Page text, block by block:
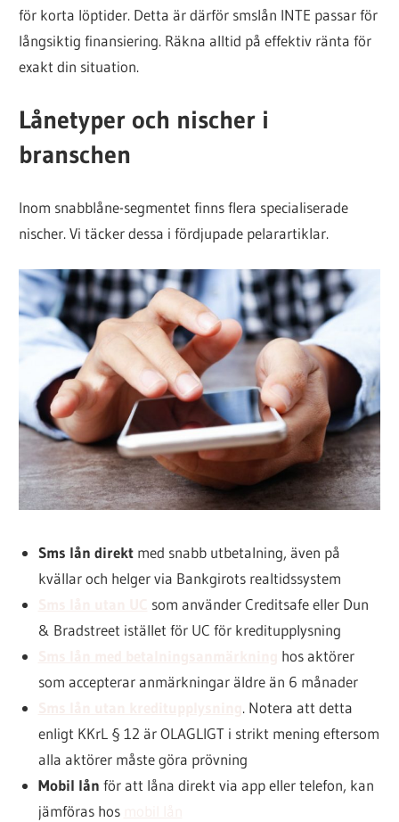
för korta löptider. Detta är därför smslån INTE passar för
långsiktig finansiering. Räkna alltid på effektiv ränta för
exakt din situation.
Lånetyper och nischer i
branschen
Inom snabblåne-segmentet finns flera specialiserade
nischer. Vi täcker dessa i fördjupade pelarartiklar.
Sms lån direktmed snabb utbetalning, även på
kvällar och helger via Bankgirots realtidssystem
som använder Creditsafe eller Dun
& Bradstreet istället för UC för kreditupplysning
hos aktörer
som accepterar anmärkningar äldre än 6 månader
. Notera att detta
enligt KKrL § 12 är OLAGLIGT i strikt mening eftersom
alla aktörer måste göra prövning
Mobil lån för att låna direkt via app eller telefon, kan
jämföras hos